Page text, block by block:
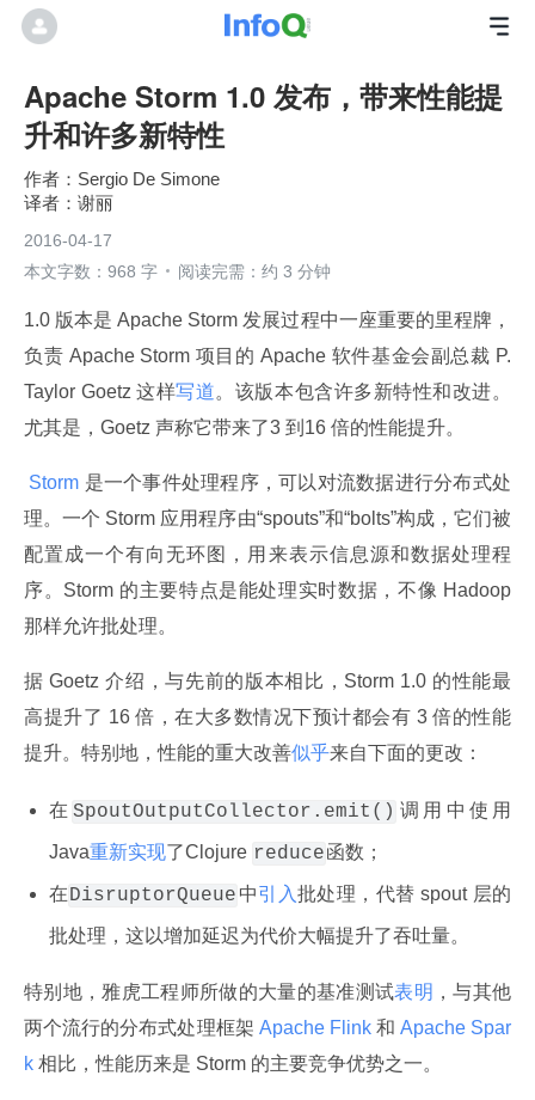
Apache Storm 1.0 发布，带来性能提
升和许多新特性
Sergio De Simone
谢丽
2016-04-17
本文字数：968 字
阅读完需：约 3 分钟
1.0 版本是 Apache Storm 发展过程中一座重要的里程牌，
负责 Apache Storm 项目的 Apache 软件基金会副总裁 P.
Taylor Goetz 这样写道。该版本包含许多新特性和改进。
尤其是，Goetz 声称它带来了3 到16 倍的性能提升。
Storm 是一个事件处理程序，可以对流数据进行分布式处
理。一个 Storm 应用程序由“spouts”和“bolts”构成，它们被
配置成一个有向无环图，用来表示信息源和数据处理程
序。Storm 的主要特点是能处理实时数据，不像 Hadoop
那样允许批处理。
据 Goetz 介绍，与先前的版本相比，Storm 1.0 的性能最
高提升了 16 倍，在大多数情况下预计都会有 3 倍的性能
提升。特别地，性能的重大改善似乎来自下面的更改：
在 SpoutOutputCollector.emit() 调用中使用
Java重新实现了Clojure reduce函数；
在DisruptorQueue 中引入批处理，代替 spout 层的
批处理，这以增加延迟为代价大幅提升了吞吐量。
特别地，雅虎工程师所做的大量的基准测试表明 ，与其他
两个流行的分布式处理框架 Apache Flink 和 Apache Spar
k 相比，性能历来是 Storm 的主要竞争优势之一。